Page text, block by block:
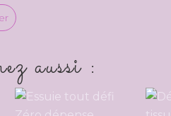
aussi :